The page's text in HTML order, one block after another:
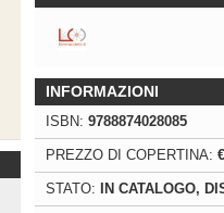
INFORMAZIONI
ISBN: 9788874028085
PREZZO DI COPERTINA:
STATO: IN CATALOGO,